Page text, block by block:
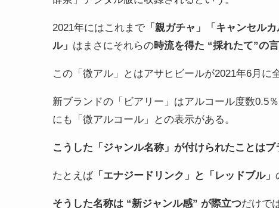
2021年にはこれまで 「親ガチャ」「キャンセル
ル」 はまさにそれらの時流を得た “採れたて”の
この「微アル」とはアサヒビールが2021年6月に
新ブランドの「ビアリー」はアルコール度数0.5
にも「微アルコール」との表示がある。
こうした「ジャンル名称」が付けられたことはブ
たとえば「エナジードリンク」と「レッドブル」
そうした名称は “新ジャンル感” が際立つだけで